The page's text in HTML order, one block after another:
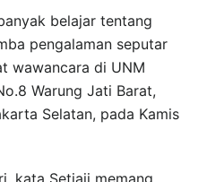
belajar tentang
pengalaman seputar
wawancara di UNM
Warung Jati Barat,
Selatan, pada Kamis
kata Setiaji memang